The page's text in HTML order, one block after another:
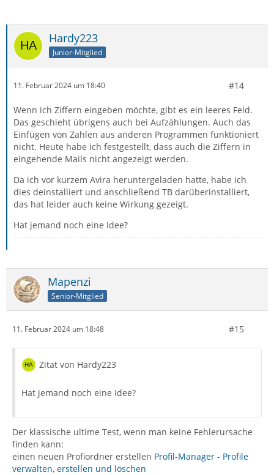
Hardy223
Junior-Mitglied
11. Februar 2024 um 18:40 #14
Wenn ich Ziffern eingeben möchte, gibt es ein leeres Feld.
Das geschieht übrigens auch bei Aufzählungen. Auch das
Einfügen von Zahlen aus anderen Programmen funktioniert
nicht. Heute habe ich festgestellt, dass auch die Ziffern in
eingehende Mails nicht angezeigt werden.
Da ich vor kurzem Avira heruntergeladen hatte, habe ich
dies deinstalliert und anschließend TB darüberinstalliert,
das hat leider auch keine Wirkung gezeigt.
Hat jemand noch eine Idee?
Mapenzi
Senior-Mitglied
11. Februar 2024 um 18:48 #15
Zitat von Hardy223
Hat jemand noch eine Idee?
Der klassische ultime Test, wenn man keine Fehlerursache
finden kann:
einen neuen Profiordner erstellen Profil-Manager - Profile
verwalten, erstellen und löschen